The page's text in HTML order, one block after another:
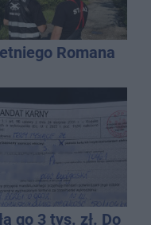
Romana
go 3 tys. zł. Do